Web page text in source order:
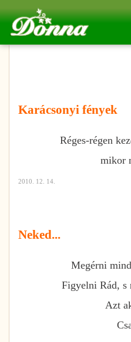
Karácsonyi fények
Réges-régen
mikor
2010. 12. 14.
Neked...
Megérni
Figyelni Rád, s
Azt